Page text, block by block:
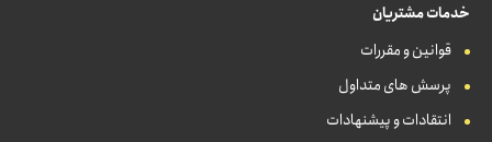
خدمات مشتریان
قوانین و مقررات
پرسش های متداول
انتقادات و پیشنهادات